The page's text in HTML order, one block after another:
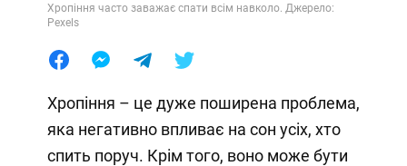
Хропіння часто заважає спати всім навколо. Джерело:
Pexels
Хропіння – це дуже поширена проблема,
яка негативно впливає на сон усіх, хто
спить поруч. Крім того, воно може бути